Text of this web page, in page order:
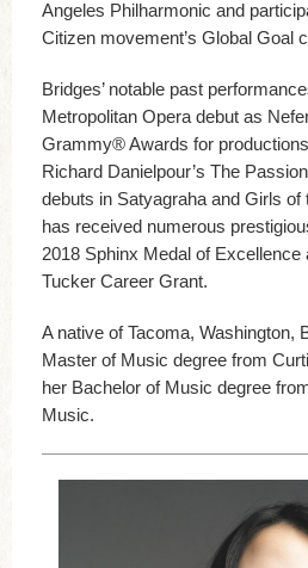
Angeles Philharmonic and
Citizen movement’s Global Goal
Bridges’ notable past
Metropolitan Opera debut as
Grammy® Awards for
Richard Danielpour’s The
debuts in Satyagraha and Girls of
has received numerous
2018 Sphinx Medal of Excellence
Tucker Career Grant.
A native of Tacoma, Washington,
Master of Music degree from
her Bachelor of Music degree
Music.